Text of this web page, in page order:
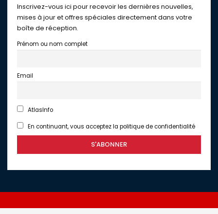
Inscrivez-vous ici pour recevoir les dernières nouvelles,
mises à jour et offres spéciales directement dans votre
boîte de réception.
Prénom ou nom complet
Email
AtlasInfo
En continuant, vous acceptez la politique de confidentialité